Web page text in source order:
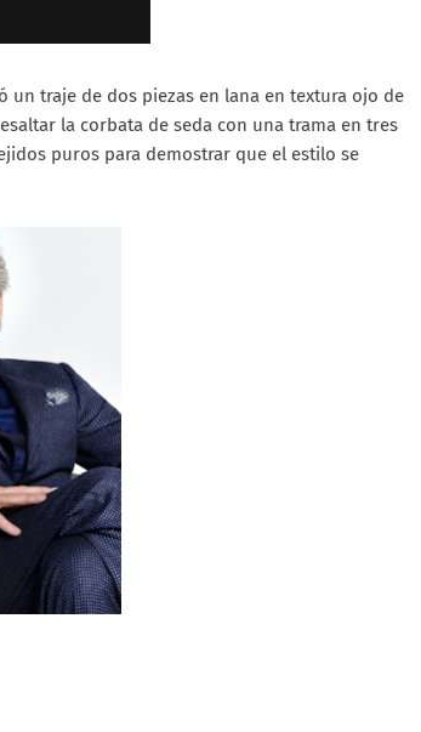
un traje de dos piezas en lana en textura ojo de
la corbata de seda con una trama en tres
puros para demostrar que el estilo se